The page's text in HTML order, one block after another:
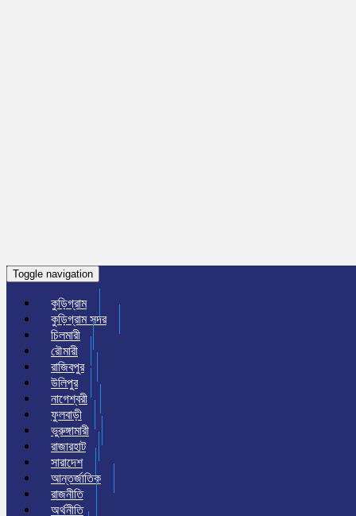
Toggle navigation
কুড়িগ্রাম
কুড়িগ্রাম সদর
চিলমারী
রৌমারী
রাজিবপুর
উলিপুর
নাগেশ্বরী
ফুলবাড়ী
ভুরুঙ্গামারী
রাজারহাট
সারাদেশ
আন্তর্জাতিক
রাজনীতি
অর্থনীতি